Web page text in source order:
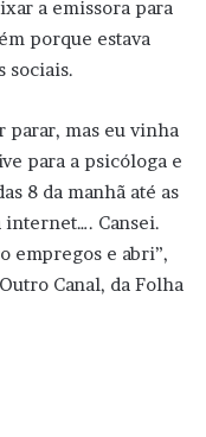
a emissora para
porque estava
sociais.
mas eu vinha
para a psicóloga e
8 da manhã até as
internet…. Cansei.
empregos e abri”,
Canal, da Folha